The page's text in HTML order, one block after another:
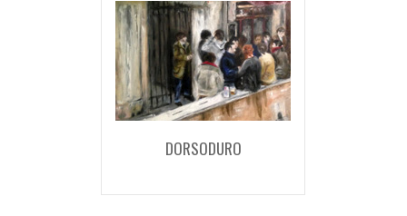
DORSODURO